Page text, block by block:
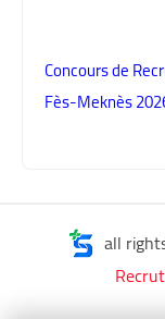
Concours de
Fès-Meknès
all